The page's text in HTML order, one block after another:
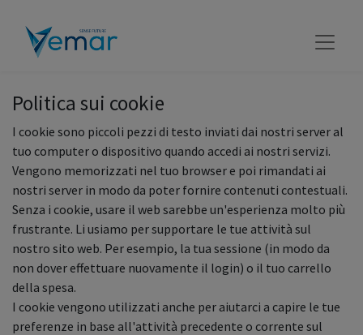
Politica sui cookie
I cookie sono piccoli pezzi di testo inviati dai nostri server al
tuo computer o dispositivo quando accedi ai nostri servizi.
Vengono memorizzati nel tuo browser e poi rimandati ai
nostri server in modo da poter fornire contenuti contestuali.
Senza i cookie, usare il web sarebbe un'esperienza molto più
frustrante. Li usiamo per supportare le tue attività sul
nostro sito web. Per esempio, la tua sessione (in modo da
non dover effettuare nuovamente il login) o il tuo carrello
della spesa.
I cookie vengono utilizzati anche per aiutarci a capire le tue
preferenze in base all'attività precedente o corrente sul